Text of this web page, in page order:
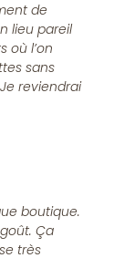
de
lieu pareil
où l’on
sans
reviendrai
boutique.
Ça
très